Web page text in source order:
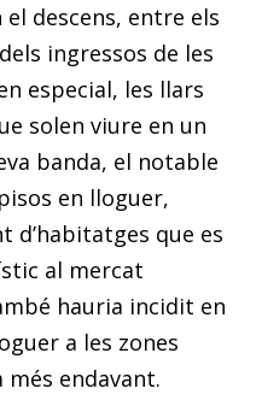
descens, entre els
ingressos de les
especial, les llars
solen viure en un
banda, el notable
en lloguer,
d’habitatges que es
al mercat
hauria incidit en
a les zones
endavant.